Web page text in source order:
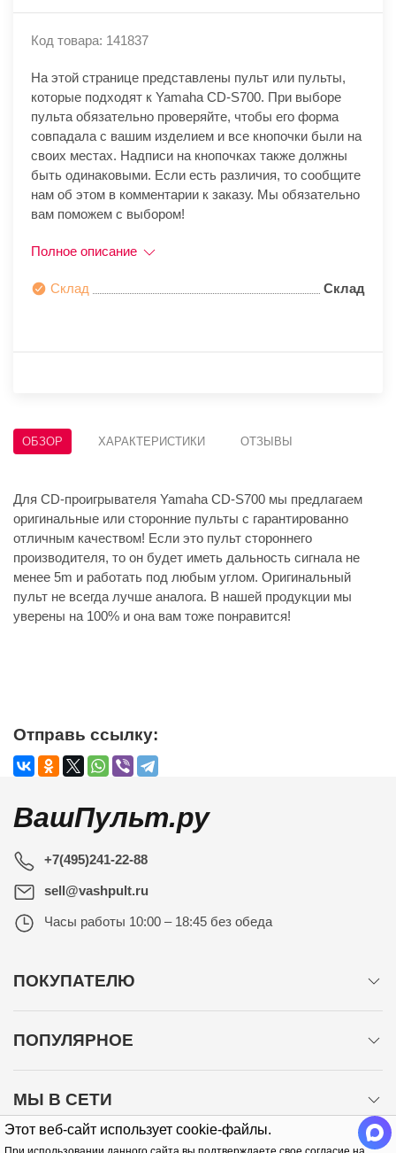
Этот веб-сайт использует cookie-файлы.
Код товара: 141837
На этой странице представлены пульт или пульты,
которые подходят к Yamaha CD-S700. При выборе
пульта обязательно проверяйте, чтобы его форма
совпадала с вашим изделием и все кнопочки были на
своих местах. Надписи на кнопочках также должны
быть одинаковыми. Если есть различия, то сообщите
нам об этом в комментарии к заказу. Мы обязательно
вам поможем с выбором!
Полное описание
Склад Склад
ОБЗОР ХАРАКТЕРИСТИКИ ОТЗЫВЫ
Для CD-проигрывателя Yamaha CD-S700 мы предлагаем
оригинальные или сторонние пульты с гарантированно
отличным качеством! Если это пульт стороннего
производителя, то он будет иметь дальность сигнала не
менее 5m и работать под любым углом. Оригинальный
пульт не всегда лучше аналога. В нашей продукции мы
уверены на 100% и она вам тоже понравится!
Отправь ссылку:
ВашПульт.ру
+7(495)241-22-88
sell@vashpult.ru
Часы работы 10:00 – 18:45 без обеда
ПОКУПАТЕЛЮ
ПОПУЛЯРНОЕ
МЫ В СЕТИ